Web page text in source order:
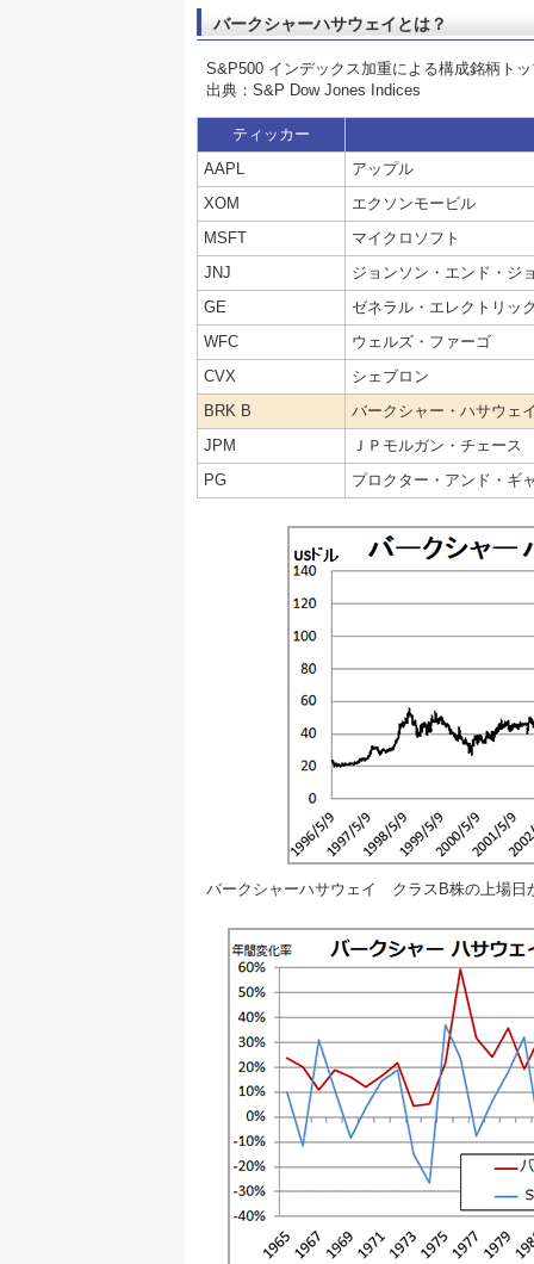
バークシャーハサウェイとは？
S&P500 インデックス加重による構成銘柄ト
出典：S&P Dow Jones Indices
ティッカー
AAPL
アップル
XOM
エクソンモービル
MSFT
マイクロソフト
JNJ
ジョンソン・エンド・ジ
GE
ゼネラル・エレクトリッ
WFC
ウェルズ・ファーゴ
CVX
シェブロン
BRK B
バークシャー・ハサウ
JPM
ＪＰモルガン・チェース
PG
プロクター・アンド・ギ
バークシャーハサウェイ クラスB株の上場日